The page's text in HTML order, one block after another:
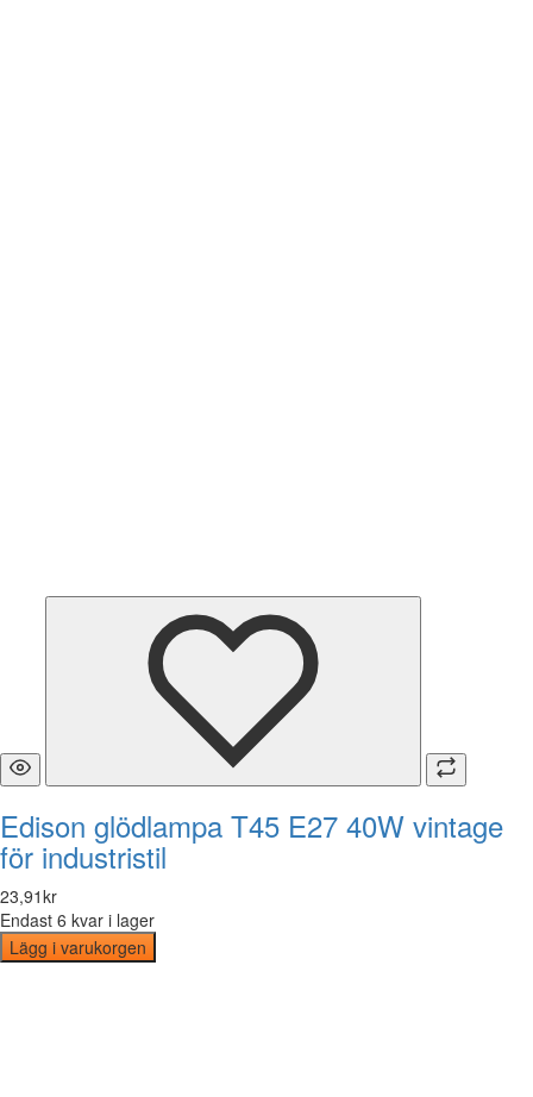
Edison glödlampa T45 E27 40W vintage
för industristil
23,91kr
Endast 6 kvar i lager
Lägg i varukorgen